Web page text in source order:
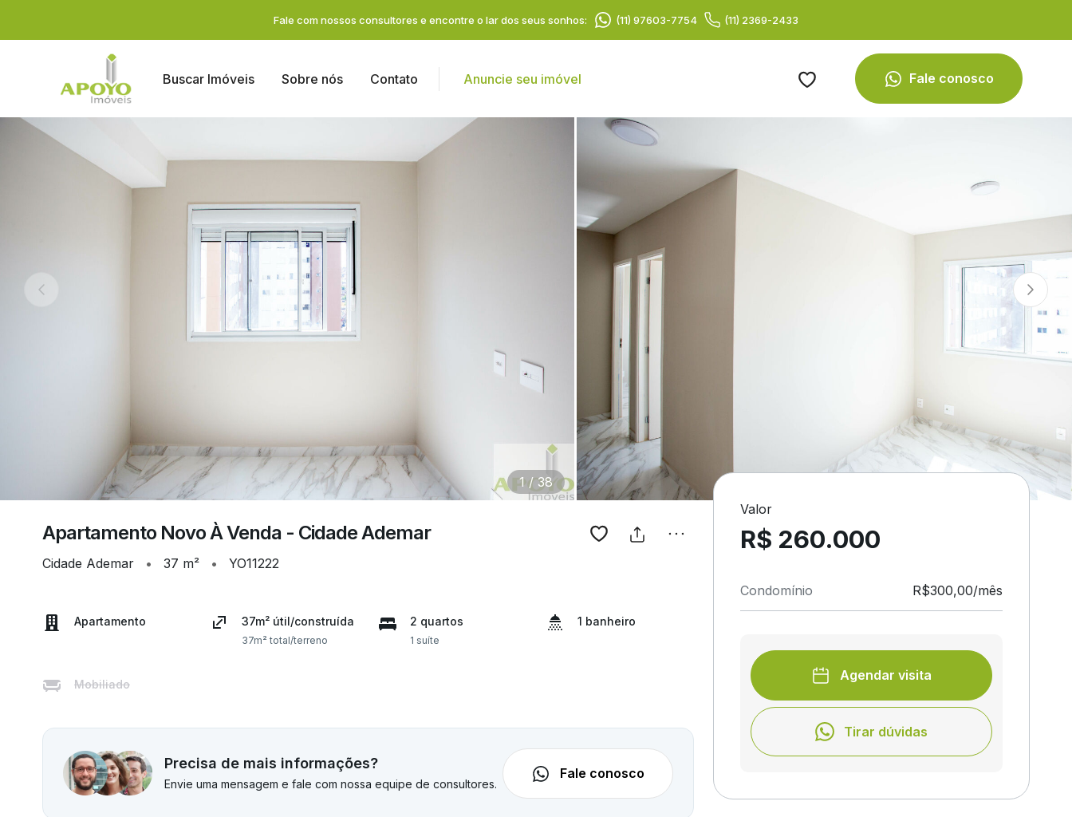
Fale com nossos consultores e encontre o lar dos seus sonhos: (11) 97603-7754 (11) 2369-2433
Buscar Imóveis Sobre nós Contato Anuncie seu imóvel Fale conosco
1/38
Apartamento Novo À Venda - Cidade Ademar
Cidade Ademar • 37 m² • YO11222
Apartamento 37m² útil/construída
37m² total/terreno
2 quartos
1 suíte
1 banheiro
Mobiliado
Precisa de mais informações?
Envie uma mensagem e fale com nossa equipe de consultores.
Fale conosco
Valor
R$ 260.000
Condomínio R$300,00/mês
Agendar visita
Tirar dúvidas